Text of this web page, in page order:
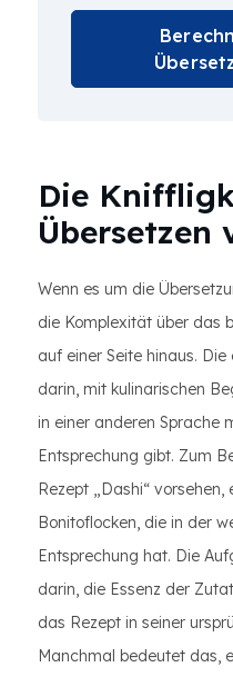
Die
Übersetzen
Wenn es um die
die Komplexität über das
auf einer Seite hinaus.
darin, mit kulinarischen
in einer anderen Sprache
Entsprechung gibt. Zum
Rezept „Dashi“
Bonitoflocken, die in der
Entsprechung hat. Die
darin, die Essenz der
das Rezept in seiner
Manchmal bedeutet das,